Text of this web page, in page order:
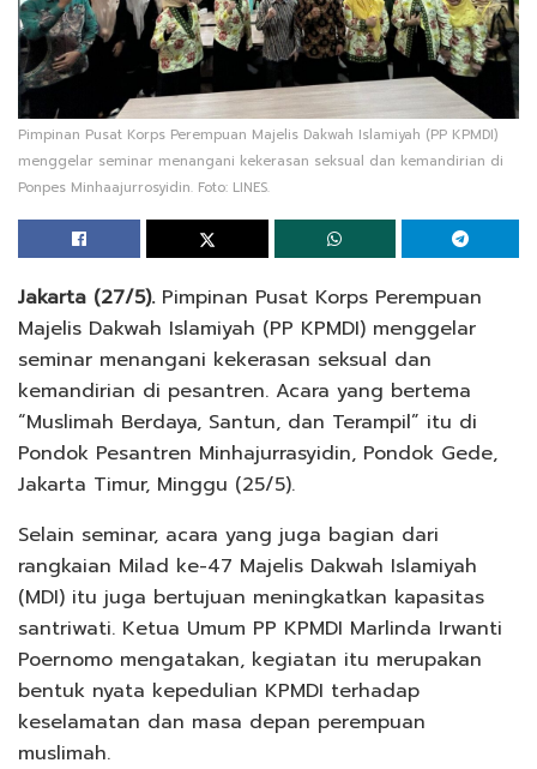
Pimpinan Pusat Korps Perempuan Majelis Dakwah Islamiyah (PP KPMDI)
menggelar seminar menangani kekerasan seksual dan kemandirian di
Ponpes Minhaajurrosyidin. Foto: LINES.
Jakarta (27/5).Pimpinan Pusat Korps Perempuan
Majelis Dakwah Islamiyah (PP KPMDI) menggelar
seminar menangani kekerasan seksual dan
kemandirian di pesantren. Acara yang bertema
“Muslimah Berdaya, Santun, dan Terampil” itu di
Pondok Pesantren Minhajurrasyidin, Pondok Gede,
Jakarta Timur, Minggu (25/5).
Selain seminar, acara yang juga bagian dari
rangkaian Milad ke-47 Majelis Dakwah Islamiyah
(MDI) itu juga bertujuan meningkatkan kapasitas
santriwati. Ketua Umum PP KPMDI Marlinda Irwanti
Poernomo mengatakan, kegiatan itu merupakan
bentuk nyata kepedulian KPMDI terhadap
keselamatan dan masa depan perempuan
muslimah.